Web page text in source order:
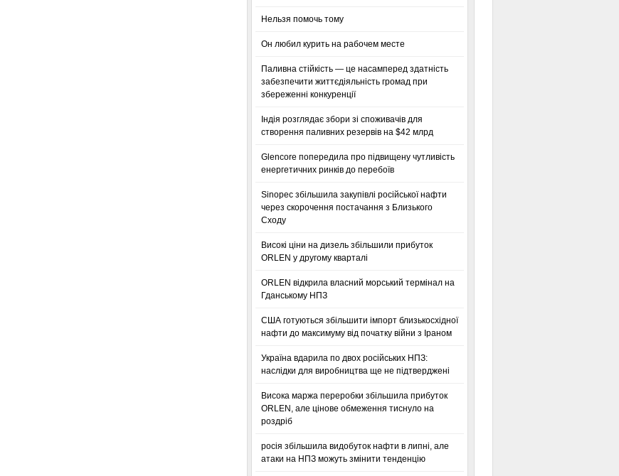
Нельзя помочь тому
Он любил курить на рабочем месте
Паливна стійкість — це насамперед здатність
забезпечити життєдіяльність громад при
збереженні конкуренції
Індія розглядає збори зі споживачів для
створення паливних резервів на $42 млрд
Glencore попередила про підвищену чутливість
енергетичних ринків до перебоїв
Sinopec збільшила закупівлі російської нафти
через скорочення постачання з Близького
Сходу
Високі ціни на дизель збільшили прибуток
ORLEN у другому кварталі
ORLEN відкрила власний морський термінал на
Гданському НПЗ
США готуються збільшити імпорт близькосхідної
нафти до максимуму від початку війни з Іраном
Україна вдарила по двох російських НПЗ:
наслідки для виробництва ще не підтверджені
Висока маржа переробки збільшила прибуток
ORLEN, але цінове обмеження тиснуло на
роздріб
росія збільшила видобуток нафти в липні, але
атаки на НПЗ можуть змінити тенденцію